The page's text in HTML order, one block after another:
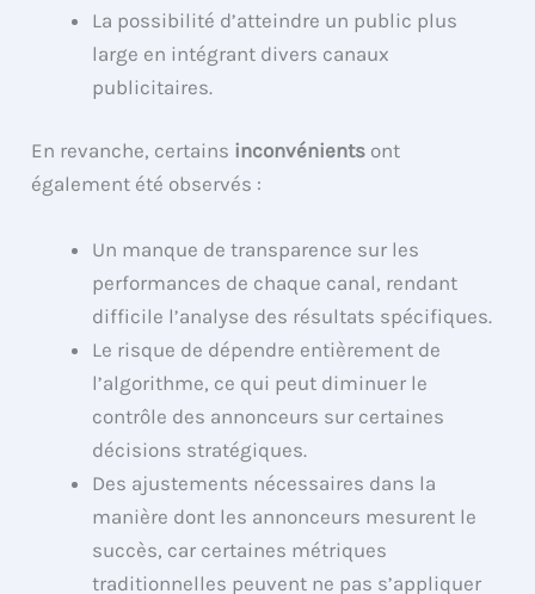
La possibilité d’atteindre un public plus
large en intégrant divers canaux
publicitaires.
En revanche, certains inconvénients ont
également été observés :
Un manque de transparence sur les
performances de chaque canal, rendant
difficile l’analyse des résultats spécifiques.
Le risque de dépendre entièrement de
l’algorithme, ce qui peut diminuer le
contrôle des annonceurs sur certaines
décisions stratégiques.
Des ajustements nécessaires dans la
manière dont les annonceurs mesurent le
succès, car certaines métriques
traditionnelles peuvent ne pas s’appliquer